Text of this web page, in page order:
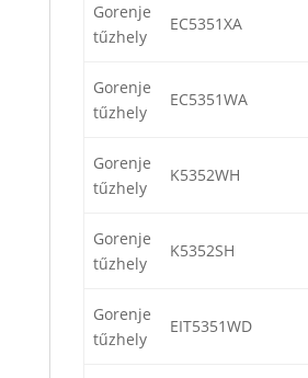
Gorenje
tűzhely
EC5351XA
Gorenje
tűzhely
EC5351WA
Gorenje
tűzhely
K5352WH
Gorenje
tűzhely
K5352SH
Gorenje
tűzhely
EIT5351WD